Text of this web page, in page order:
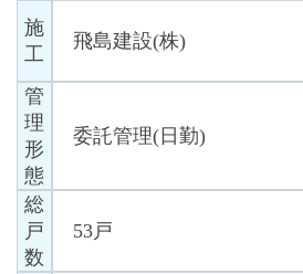
施
工
飛島建設(株)
管
理
形
態
委託管理(日勤)
総
戸
数
53戸